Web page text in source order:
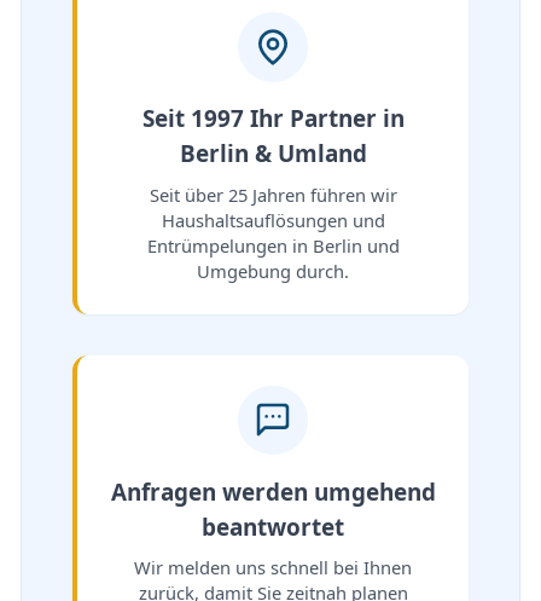
Seit 1997 Ihr Partner in
Berlin & Umland
Seit über 25 Jahren führen wir
Haushaltsauflösungen und
Entrümpelungen in Berlin und
Umgebung durch.
Anfragen werden umgehend
beantwortet
Wir melden uns schnell bei Ihnen
zurück, damit Sie zeitnah planen